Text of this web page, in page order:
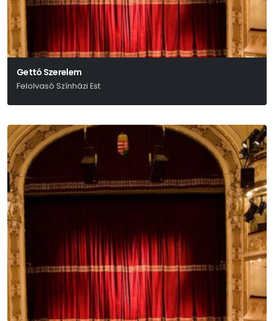
Gettó Szerelem
Felolvasó Színházi Est